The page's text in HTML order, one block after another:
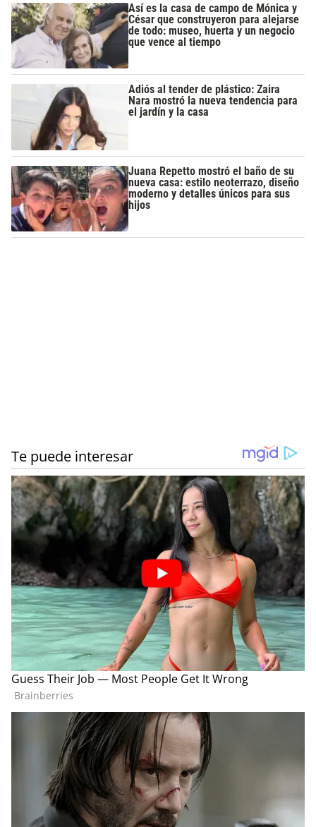
Así es la casa de campo de Mónica y
César que construyeron para alejarse
de todo: museo, huerta y un negocio
que vence al tiempo
Adiós al tender de plástico: Zaira
Nara mostró la nueva tendencia para
el jardín y la casa
Juana Repetto mostró el baño de su
nueva casa: estilo neoterrazo, diseño
moderno y detalles únicos para sus
hijos